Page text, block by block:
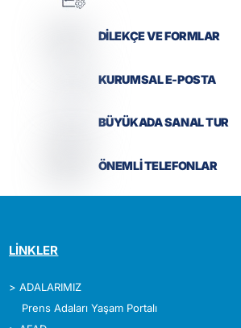
DİLEKÇE VE FORMLAR
KURUMSAL E-POSTA
BÜYÜKADA SANAL TUR
ÖNEMLİ TELEFONLAR
LİNKLER
>ADALARIMIZ
Prens Adaları Yaşam Portalı